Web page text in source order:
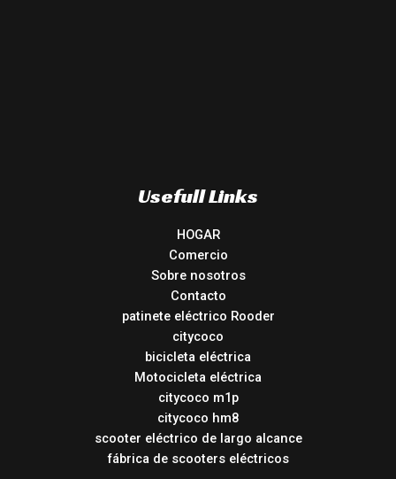
Usefull Links
HOGAR
Comercio
Sobre nosotros
Contacto
patinete eléctrico Rooder
citycoco
bicicleta eléctrica
Motocicleta eléctrica
citycoco m1p
citycoco hm8
scooter eléctrico de largo alcance
fábrica de scooters eléctricos